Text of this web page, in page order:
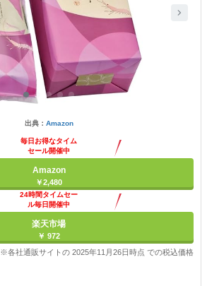
出典： Amazon
毎日お得なタイム
セール開催中
Amazon
￥2,480
24時間タイムセー
ル毎日開催中
楽天市場
￥ 972
※各社通販サイトの 2025年11月26日時点 での税込価格